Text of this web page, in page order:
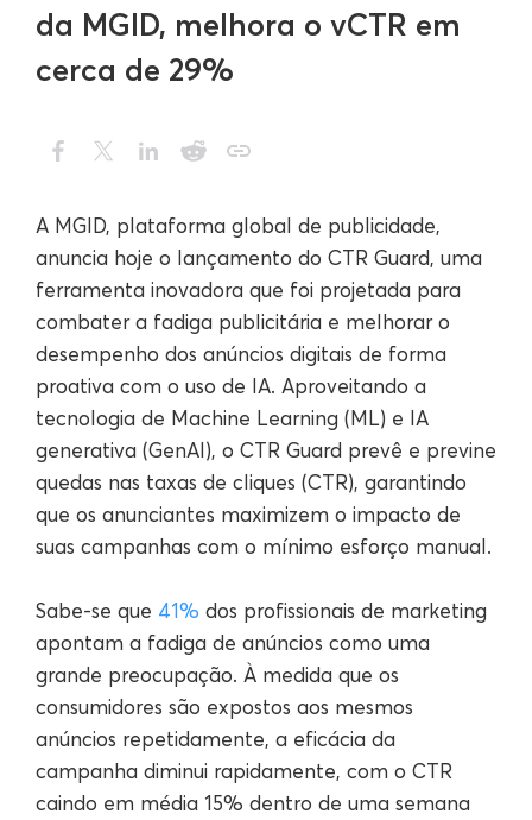
da MGID, melhora o vCTR em
cerca de 29%
A MGID, plataforma global de publicidade,
anuncia hoje o lançamento do CTR Guard, uma
ferramenta inovadora que foi projetada para
combater a fadiga publicitária e melhorar o
desempenho dos anúncios digitais de forma
proativa com o uso de IA. Aproveitando a
tecnologia de Machine Learning (ML) e IA
generativa (GenAI), o CTR Guard prevê e previne
quedas nas taxas de cliques (CTR), garantindo
que os anunciantes maximizem o impacto de
suas campanhas com o mínimo esforço manual.
Sabe-se que 41% dos profissionais de marketing
apontam a fadiga de anúncios como uma
grande preocupação. À medida que os
consumidores são expostos aos mesmos
anúncios repetidamente, a eficácia da
campanha diminui rapidamente, com o CTR
caindo em média 15% dentro de uma semana